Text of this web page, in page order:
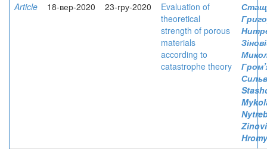
Article 18-вер-2020 23-гру-2020
Evaluation of
theoretical
strength of porous
materials
according to
catastrophe theory